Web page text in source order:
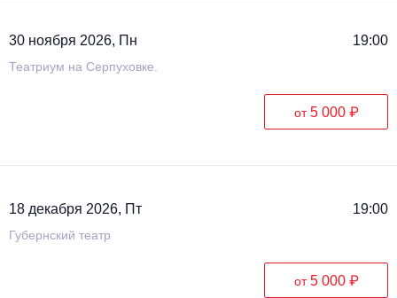
30 ноября 2026, Пн 19:00
Театриум на Серпуховке.
от5 000 ₽
18 декабря 2026, Пт 19:00
Губернский театр
от5 000 ₽